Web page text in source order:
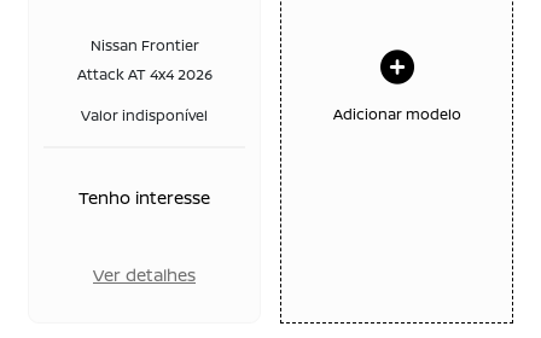
Nissan Frontier
Attack AT 4x4 2026
Valor indisponível
Tenho interesse
Ver detalhes
Adicionar modelo